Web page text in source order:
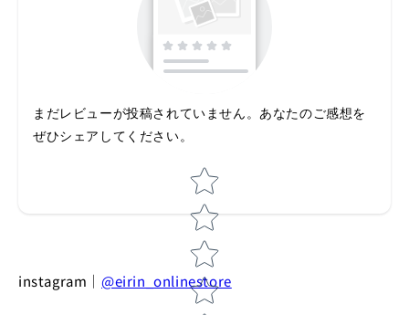
まだレビューが投稿されていません。あなたのご感想を
ぜひシェアしてください。
Star rating
instagram｜ @eirin_onlinestore